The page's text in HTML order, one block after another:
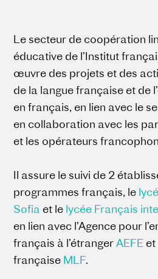
Le secteur de coopération
éducative de l’Institut
œuvre des projets et des
de la langue française et de
en français, en lien avec le
en collaboration avec les
et les opérateurs
Il assure le suivi de 2
programmes français, le
Sofia et le lycée Français
en lien avec l’Agence pour
français à l’étrangerAEFE
française MLF.